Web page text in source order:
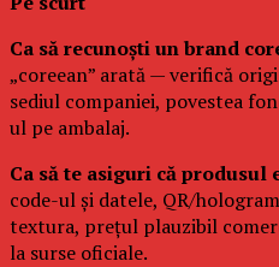
Ca să recunoști un brand
„coreean” arată — verifică
sediul companiei, povestea
ul pe ambalaj.
Ca să te asiguri că produsul
code-ul și datele, QR/
textura, prețul plauzibil
la surse oficiale.